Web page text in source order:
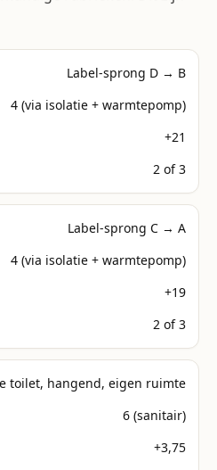
Label-sprong D → B
4 (via isolatie + warmtepomp)
+21
2 of 3
Label-sprong C → A
4 (via isolatie + warmtepomp)
+19
2 of 3
toilet, hangend, eigen ruimte
6 (sanitair)
+3,75